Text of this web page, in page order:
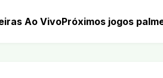
Ao VivoPróximos jogos